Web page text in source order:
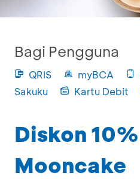
Bagi Pengguna
QRIS myBCA
Sakuku
Kartu Debit
Diskon 10%
Mooncake